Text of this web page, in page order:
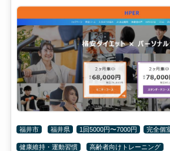
福井市 福井県 1回5000円〜7000円 完全個
健康維持・運動習慣 高齢者向けトレーニング